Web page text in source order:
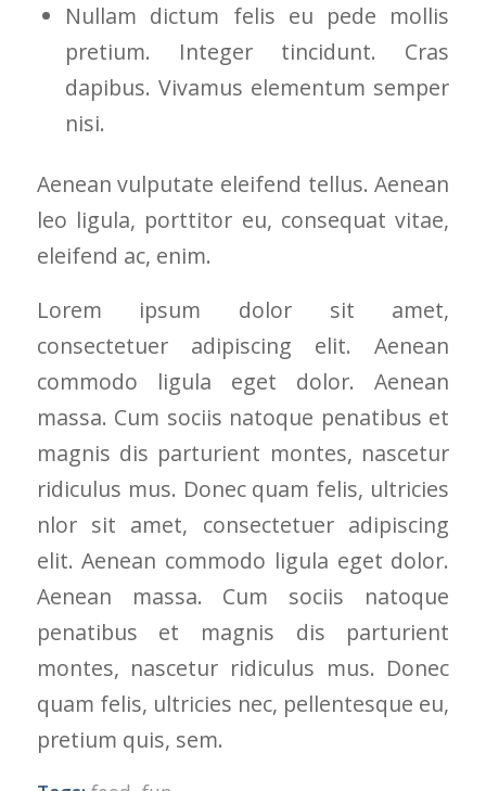
Nullam dictum felis eu pede mollis
pretium. Integer tincidunt. Cras
dapibus. Vivamus elementum semper
nisi.
Aenean vulputate eleifend tellus. Aenean
leo ligula, porttitor eu, consequat vitae,
eleifend ac, enim.
Lorem ipsum dolor sit amet,
consectetuer adipiscing elit. Aenean
commodo ligula eget dolor. Aenean
massa. Cum sociis natoque penatibus et
magnis dis parturient montes, nascetur
ridiculus mus. Donec quam felis, ultricies
nlor sit amet, consectetuer adipiscing
elit. Aenean commodo ligula eget dolor.
Aenean massa. Cum sociis natoque
penatibus et magnis dis parturient
montes, nascetur ridiculus mus. Donec
quam felis, ultricies nec, pellentesque eu,
pretium quis, sem.